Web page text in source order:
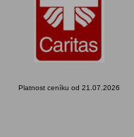
Platnost ceníku od 21.07.2026